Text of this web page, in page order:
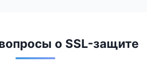
о SSL-защите